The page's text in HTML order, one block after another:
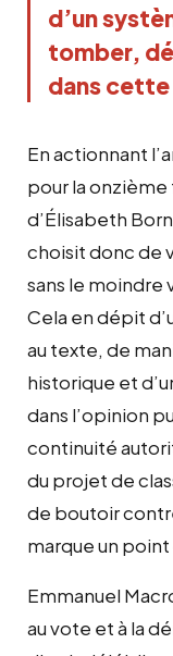
d’un
tomber,
dans
En actionnant
pour la
d’Élisabeth
choisit donc de
sans le moindre
Cela en dépit
au texte, de
historique et
dans l’opinion
continuité
du projet de
de boutoir
marque un
Emmanuel
au vote et à la